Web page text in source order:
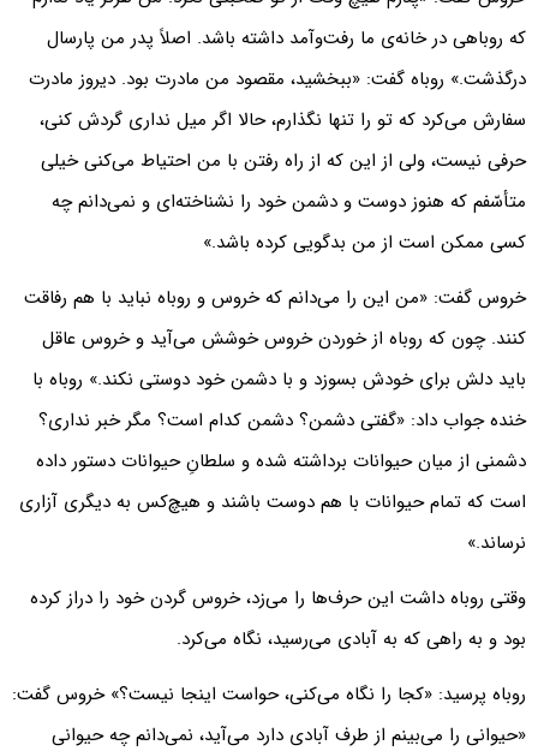
که روباهی در خانه‌ی ما رفت‌وآمد داشته باشد. اصلاً پدر من پارسال
درگذشت.» روباه گفت: «ببخشید، مقصود من مادرت بود. دیروز مادرت
سفارش می‌کرد که تو را تنها نگذارم، حالا اگر میل نداری گردش کنی،
حرفی نیست، ولی از این که از راه رفتن با من احتیاط می‌کنی خیلی
متأسّفم که هنوز دوست و دشمن خود را نشناخته‌ای و نمی‌دانم چه
کسی ممکن است از من بدگویی کرده باشد.»
خروس گفت: «من این را می‌دانم که خروس و روباه نباید با هم رفاقت
کنند. چون که روباه از خوردن خروس خوشش می‌آید و خروس عاقل
باید دلش برای خودش بسوزد و با دشمن خود دوستی نکند.» روباه با
خنده جواب داد: «گفتی دشمن؟ دشمن کدام است؟ مگر خبر نداری؟
دشمنی از میان حیوانات برداشته شده و سلطانِ حیوانات دستور داده
است که تمام حیوانات با هم دوست باشند و هیچ‌کس به دیگری آزاری
نرساند.»
وقتی روباه داشت این حرف‌ها را می‌زد، خروس گردن خود را دراز کرده
بود و به راهی که به آبادی می‌رسید، نگاه می‌کرد.
روباه پرسید: «کجا را نگاه می‌کنی، حواست اینجا نیست؟» خروس گفت:
«حیوانی را می‌بینم از طرف آبادی دارد می‌آید، نمی‌دانم چه حیوانی